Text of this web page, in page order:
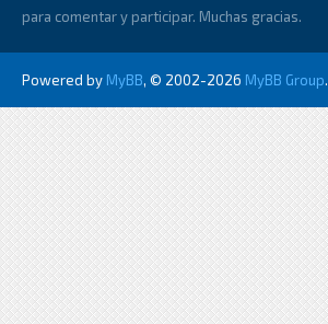
para comentar y participar. Muchas gracias.
Powered by MyBB, © 2002-2026 MyBB Group.